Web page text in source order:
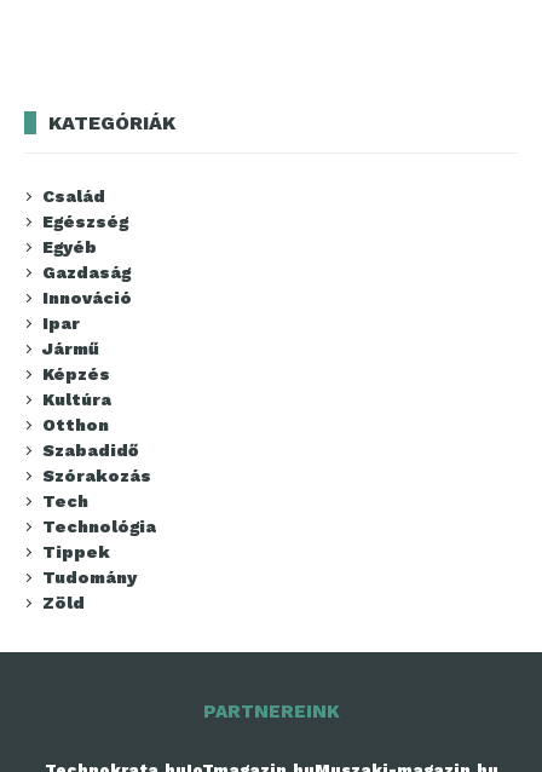
KATEGÓRIÁK
Család
Egészség
Egyéb
Gazdaság
Innováció
Ipar
Jármű
Képzés
Kultúra
Otthon
Szabadidő
Szórakozás
Tech
Technológia
Tippek
Tudomány
Zöld
PARTNEREINK